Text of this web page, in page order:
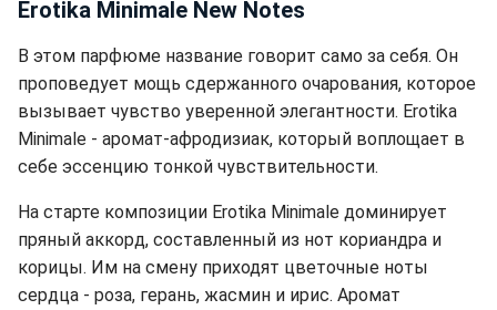
Erotika Minimale New Notes
В этом парфюме название говорит само за себя. Он
проповедует мощь сдержанного очарования, которое
вызывает чувство уверенной элегантности. Erotika
Minimale - аромат-афродизиак, который воплощает в
себе эссенцию тонкой чувствительности.
На старте композиции Erotika Minimale доминирует
пряный аккорд, составленный из нот кориандра и
корицы. Им на смену приходят цветочные ноты
сердца - роза, герань, жасмин и ирис. Аромат